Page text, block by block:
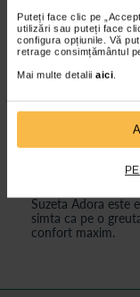
Puteți face clic pe
utilizări sau puteți face
configura opțiunile. Vă
retrage consimțământul
Mai multe detalii aici
Pielea micutului
Designul inovator,
ventilare optima a
iritatiilor. Confortul
fie linistit si fericit.
Confectionata
suzetei Adora
cavitatii orale.
pentru a respecta
dintilor micutului.
Suzeta Adora este
simta ca pe o
confort maxim.